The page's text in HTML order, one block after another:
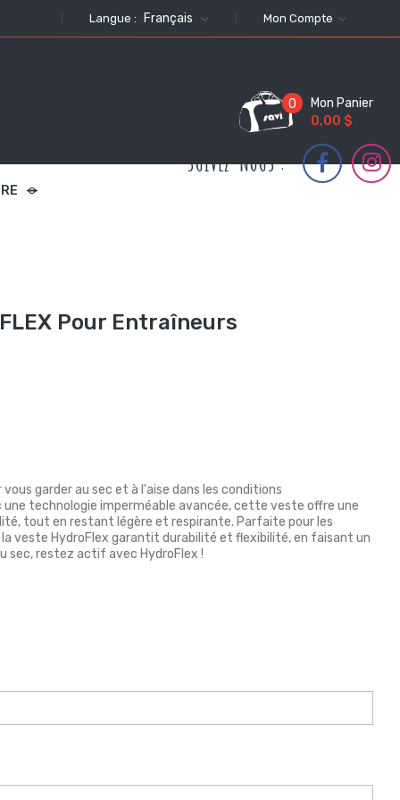
Mon Compte
Langue : Français
Mon Panier
0
0,00 $
SUIVEZ-NOUS :
Pour Entraîneurs
garder au sec et à l'aise dans les conditions
une technologie imperméable avancée, cette veste offre une
tout en restant légère et respirante. Parfaite pour les
veste HydroFlex garantit durabilité et flexibilité, en faisant un
sec, restez actif avec HydroFlex !